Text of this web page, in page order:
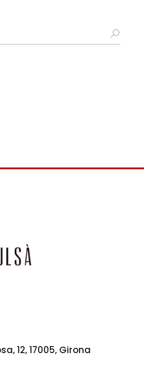
12, 17005, Girona